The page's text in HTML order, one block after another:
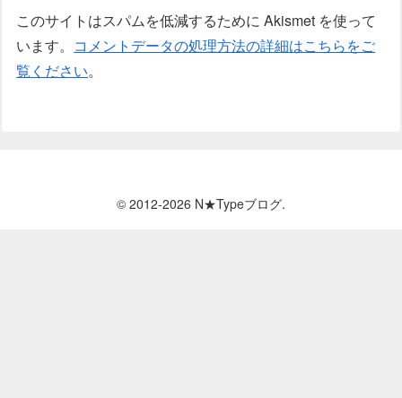
このサイトはスパムを低減するために Akismet を使って
います。 コメントデータの処理方法の詳細はこちらをご
覧ください。
© 2012-2026 N★Typeブログ.